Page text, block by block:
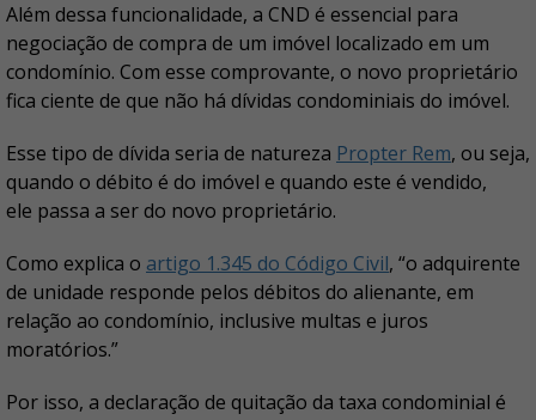
Além dessa funcionalidade, a CND é essencial para
negociação de compra de um imóvel localizado em um
condomínio. Com esse comprovante, o novo proprietário
fica ciente de que não há dívidas condominiais do imóvel.
Esse tipo de dívida seria de natureza Propter Rem, ou seja,
quando o débito é do imóvel e quando este é vendido,
ele passa a ser do novo proprietário.
Como explica o artigo 1.345 do Código Civil, “o adquirente
de unidade responde pelos débitos do alienante, em
relação ao condomínio, inclusive multas e juros
moratórios.”
Por isso, a declaração de quitação da taxa condominial é